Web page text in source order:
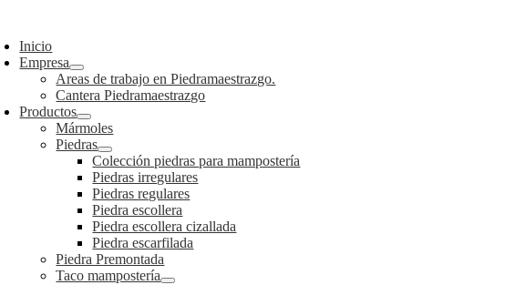
contenido
Inicio
Empresa
Areas de trabajo en Piedramaestrazgo.
Cantera Piedramaestrazgo
Productos
Mármoles
Piedras
Colección piedras para mampostería
Piedras irregulares
Piedras regulares
Piedra escollera
Piedra escollera cizallada
Piedra escarfilada
Piedra Premontada
Taco mampostería